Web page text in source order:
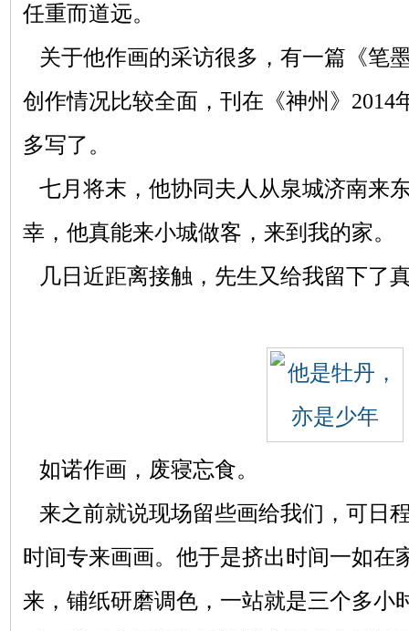
任重而道远。
关于他作画的采访很多，有一篇《笔
创作情况比较全面，刊在《神州》2014
多写了。
七月将末，他协同夫人从泉城济南来
幸，他真能来小城做客，来到我的家。
几日近距离接触，先生又给我留下了
如诺作画，废寝忘食。
来之前就说现场留些画给我们，可日
时间专来画画。他于是挤出时间一如在
来，铺纸研磨调色，一站就是三个多小